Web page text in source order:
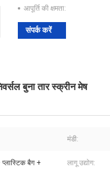
आपूर्ति की क्षमता:
संपर्क करें
बुना तार स्क्रीन मेष
मंडी:
बैग + लागू उद्योग: